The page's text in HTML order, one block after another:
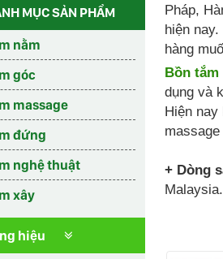
MỤC SẢN PHẨM
nằm
góc
massage
đứng
nghệ thuật
xây
hiệu
Pháp,
hiện
hàng
Bồn tắm
dụng và
Hiện
+ Dòng